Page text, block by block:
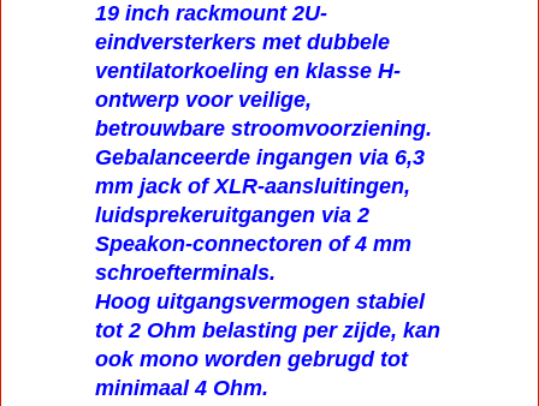
19 inch rackmount 2U-
eindversterkers met dubbele
ventilatorkoeling en klasse H-
ontwerp voor veilige,
betrouwbare stroomvoorziening.
Gebalanceerde ingangen via 6,3
mm jack of XLR-aansluitingen,
luidsprekeruitgangen via 2
Speakon-connectoren of 4 mm
schroefterminals.
Hoog uitgangsvermogen stabiel
tot 2 Ohm belasting per zijde, kan
ook mono worden gebrugd tot
minimaal 4 Ohm.